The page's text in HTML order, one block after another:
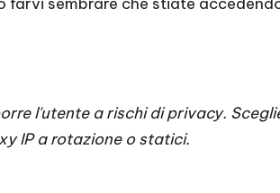
l'utente a rischi di privacy.
IP a rotazione o statici.